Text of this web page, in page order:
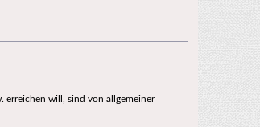
erreichen will, sind von allgemeiner